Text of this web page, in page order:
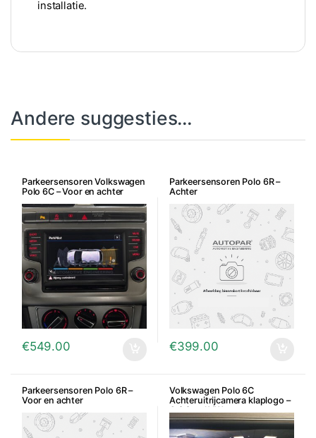
installatie.
Andere suggesties…
Parkeersensoren Volkswagen
Polo 6C – Voor en achter
€549.00
Parkeersensoren Polo 6R –
Achter
€399.00
Parkeersensoren Polo 6R –
Voor en achter
Volkswagen Polo 6C
Achteruitrijcamera klaplogo –
Origineel VW